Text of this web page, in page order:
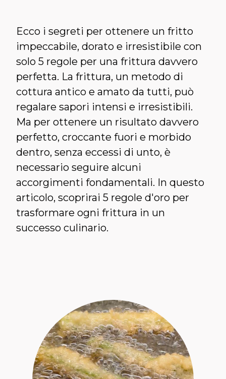
Ecco i segreti per ottenere un fritto
impeccabile, dorato e irresistibile con
solo 5 regole per una frittura davvero
perfetta. La frittura, un metodo di
cottura antico e amato da tutti, può
regalare sapori intensi e irresistibili.
Ma per ottenere un risultato davvero
perfetto, croccante fuori e morbido
dentro, senza eccessi di unto, è
necessario seguire alcuni
accorgimenti fondamentali. In questo
articolo, scoprirai 5 regole d'oro per
trasformare ogni frittura in un
successo culinario.